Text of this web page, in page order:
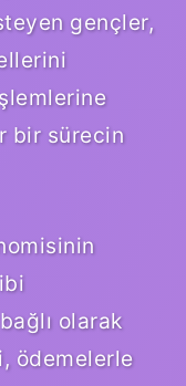
gençler,
bir sürecin
olarak
ödemelerle